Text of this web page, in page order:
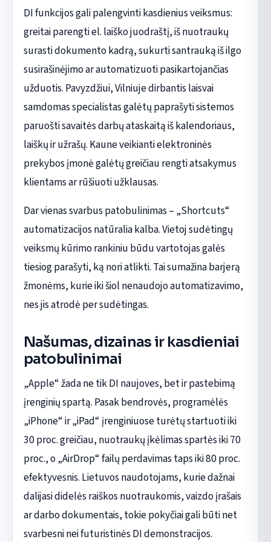
DI funkcijos gali palengvinti kasdienius veiksmus:
greitai parengti el. laiško juodraštį, iš nuotraukų
surasti dokumento kadrą, sukurti santrauką iš ilgo
susirašinėjimo ar automatizuoti pasikartojančias
užduotis. Pavyzdžiui, Vilniuje dirbantis laisvai
samdomas specialistas galėtų paprašyti sistemos
paruošti savaitės darbų ataskaitą iš kalendoriaus,
laiškų ir užrašų. Kaune veikianti elektroninės
prekybos įmonė galėtų greičiau rengti atsakymus
klientams ar rūšiuoti užklausas.
Dar vienas svarbus patobulinimas – „Shortcuts“
automatizacijos natūralia kalba. Vietoj sudėtingų
veiksmų kūrimo rankiniu būdu vartotojas galės
tiesiog parašyti, ką nori atlikti. Tai sumažina barjerą
žmonėms, kurie iki šiol nenaudojo automatizavimo,
nes jis atrodė per sudėtingas.
Našumas, dizainas ir kasdieniai
patobulinimai
„Apple“ žada ne tik DI naujoves, bet ir pastebimą
įrenginių spartą. Pasak bendrovės, programėlės
„iPhone“ ir „iPad“ įrenginiuose turėtų startuoti iki
30 proc. greičiau, nuotraukų įkėlimas spartės iki 70
proc., o „AirDrop“ failų perdavimas taps iki 80 proc.
efektyvesnis. Lietuvos naudotojams, kurie dažnai
dalijasi didelės raiškos nuotraukomis, vaizdo įrašais
ar darbo dokumentais, tokie pokyčiai gali būti net
svarbesni nei futuristinės DI demonstracijos.